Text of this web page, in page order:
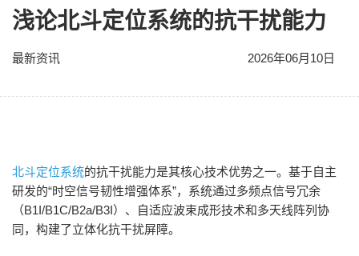
浅论北斗定位系统的抗干扰能力
最新资讯 2026年06月10日
北斗定位系统的抗干扰能力是其核心技术优势之一。 基于自主
研发的“时空信号韧性增强体系”，系统通过多频点信号冗余
（B1I/B1C/B2a/B3I）、自适应波束成形技术和多天线阵列协
同，构建了立体化抗干扰屏障。